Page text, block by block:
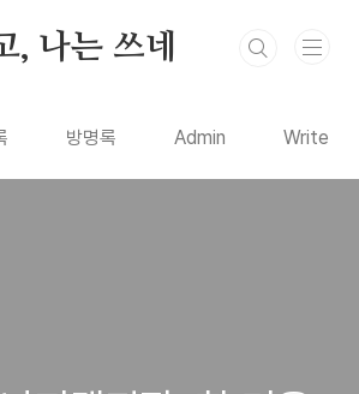
, 나는 쓰네
방명록 Admin Write